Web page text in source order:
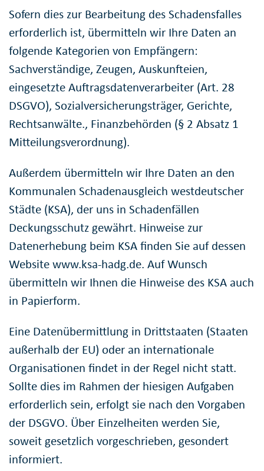
Sofern dies zur Bearbeitung des Schadensfalles
erforderlich ist, übermitteln wir Ihre Daten an
folgende Kategorien von Empfängern:
Sachverständige, Zeugen, Auskunfteien,
eingesetzte Auftragsdatenverarbeiter (Art. 28
DSGVO), Sozialversicherungsträger, Gerichte,
Rechtsanwälte., Finanzbehörden (§ 2 Absatz 1
Mitteilungsverordnung).
Außerdem übermitteln wir Ihre Daten an den
Kommunalen Schadenausgleich westdeutscher
Städte (KSA), der uns in Schadenfällen
Deckungsschutz gewährt. Hinweise zur
Datenerhebung beim KSA finden Sie auf dessen
Website www.ksa-hadg.de. Auf Wunsch
übermitteln wir Ihnen die Hinweise des KSA auch
in Papierform.
Eine Datenübermittlung in Drittstaaten (Staaten
außerhalb der EU) oder an internationale
Organisationen findet in der Regel nicht statt.
Sollte dies im Rahmen der hiesigen Aufgaben
erforderlich sein, erfolgt sie nach den Vorgaben
der DSGVO. Über Einzelheiten werden Sie,
soweit gesetzlich vorgeschrieben, gesondert
informiert.